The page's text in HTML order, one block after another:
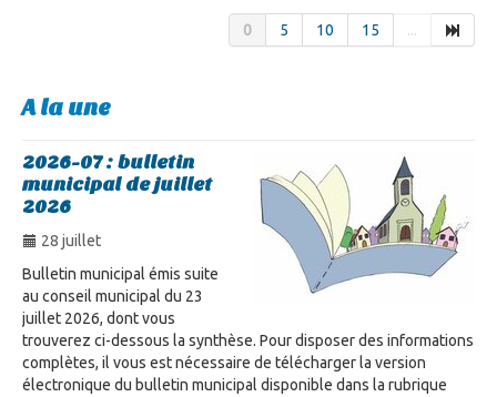
0 5 10 15 ...
A la une
2026-07 : bulletin
municipal de juillet
2026
28 juillet
Bulletin municipal émis suite
au conseil municipal du 23
juillet 2026, dont vous
trouverez ci-dessous la synthèse. Pour disposer des informations
complètes, il vous est nécessaire de télécharger la version
électronique du bulletin municipal disponible dans la rubrique